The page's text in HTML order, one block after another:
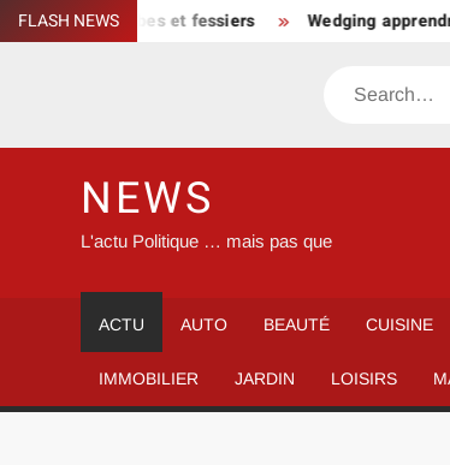
Skip
to
FLASH NEWS
jambes et fessiers Wedging apprendre-le-
Search
NEWS
L'actu Politique … mais pas que
ACTU AUTO BEAUTÉ CUISINE
IMMOBILIER JARDIN LOISIRS